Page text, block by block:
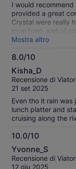
I would
provided a great
Crystal were really
local food, and of
board wherein you
was a belt which
boat being
all trades" and
patrons all clapped
also like to point
SMS
confusion around
NSW time. Overall,
around three hours.
Mostra altro
8.0/10
8.0
su
10
Kisha_D
Recensione di Viator
21 set 2025
Even tho it rain
lunch platter and
cruising along the
10.0/10
10.0
su
10
Yvonne_S
Recensione di Viator
12 giu 2025